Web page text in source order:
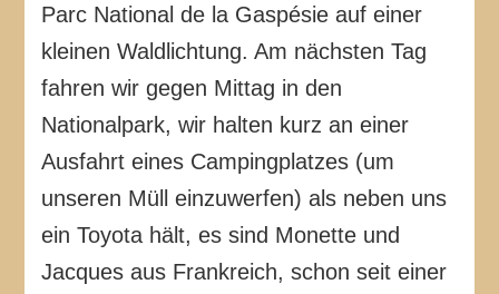
Parc National de la Gaspésie auf einer
kleinen Waldlichtung. Am nächsten Tag
fahren wir gegen Mittag in den
Nationalpark, wir halten kurz an einer
Ausfahrt eines Campingplatzes (um
unseren Müll einzuwerfen) als neben uns
ein Toyota hält, es sind Monette und
Jacques aus Frankreich, schon seit einer